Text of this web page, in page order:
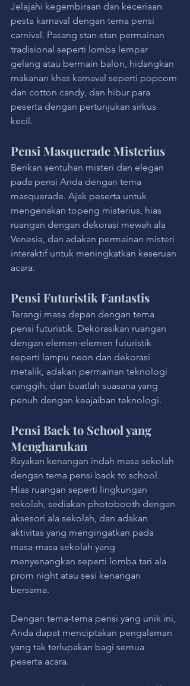
Jelajahi kegembiraan dan keceriaan
pesta karnaval dengan tema pensi
carnival. Pasang stan-stan permainan
tradisional seperti lomba lempar
gelang atau bermain balon, hidangkan
makanan khas karnaval seperti popcorn
dan cotton candy, dan hibur para
peserta dengan pertunjukan sirkus
kecil.
Pensi Masquerade Misterius
Berikan sentuhan misteri dan elegan
pada pensi Anda dengan tema
masquerade. Ajak peserta untuk
mengenakan topeng misterius, hias
ruangan dengan dekorasi mewah ala
Venesia, dan adakan permainan misteri
interaktif untuk meningkatkan keseruan
acara.
Pensi Futuristik Fantastis
Terangi masa depan dengan tema
pensi futuristik. Dekorasikan ruangan
dengan elemen-elemen futuristik
seperti lampu neon dan dekorasi
metalik, adakan permainan teknologi
canggih, dan buatlah suasana yang
penuh dengan keajaiban teknologi.
Pensi Back to School yang
Mengharukan
Rayakan kenangan indah masa sekolah
dengan tema pensi back to school.
Hias ruangan seperti lingkungan
sekolah, sediakan photobooth dengan
aksesori ala sekolah, dan adakan
aktivitas yang mengingatkan pada
masa-masa sekolah yang
menyenangkan seperti lomba tari ala
prom night atau sesi kenangan
bersama.
Dengan tema-tema pensi yang unik ini,
Anda dapat menciptakan pengalaman
yang tak terlupakan bagi semua
peserta acara.